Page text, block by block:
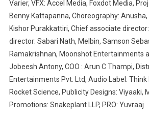
Varier, VFX: Accel Media, Foxdot Media,
Benny Kattapanna, Choreography:
Kishor Purakkattiri, Chief associate
director: Sabari Nath, Melbin, Samson
Ramakrishnan, Moonshot Entertainments
Jobeesh Antony, COO : Arun C Thampi,
Entertainments Pvt. Ltd, Audio Label: Think
Rocket Science, Publicity Designs: Viyaaki,
Promotions: Snakeplant LLP, PRO: Yuvraaj